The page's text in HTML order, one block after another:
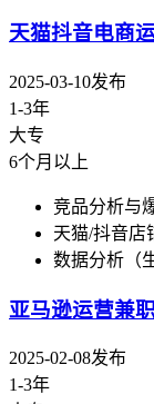
天猫抖音电商
2025-03-10发布
1-3年
大专
6个月以上
竞品分析与
天猫/抖音店
数据分析（
亚马逊运营兼
2025-02-08发布
1-3年